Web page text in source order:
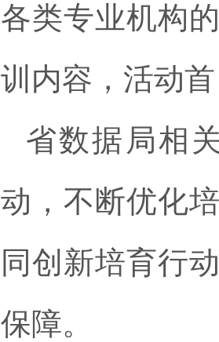
各类专业机构
训内容，活动
省数据局相
动，不断优化
同创新培育行
保障。